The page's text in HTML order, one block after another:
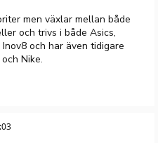
men växlar mellan både
och trivs i både Asics,
Inov8 och har även tidigare
Nike.